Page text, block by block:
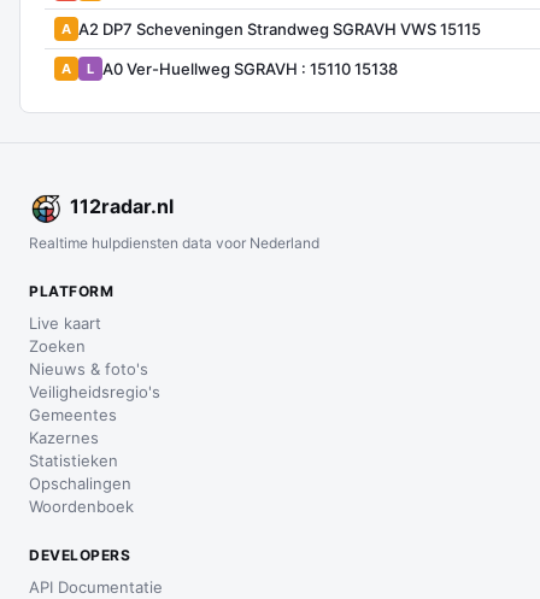
A A2 DP7 Scheveningen Strandweg SGRAVH VWS 15115
A L A0 Ver-Huellweg SGRAVH : 15110 15138
112radar.nl
Realtime hulpdiensten data voor Nederland
PLATFORM
Live kaart
Zoeken
Nieuws & foto's
Veiligheidsregio's
Gemeentes
Kazernes
Statistieken
Opschalingen
Woordenboek
DEVELOPERS
API Documentatie